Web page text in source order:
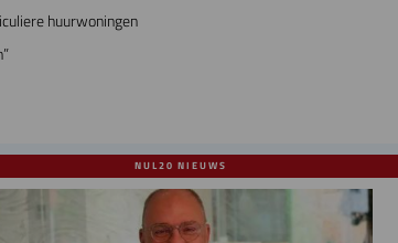
huurwoningen
NUL20 NIEUWS